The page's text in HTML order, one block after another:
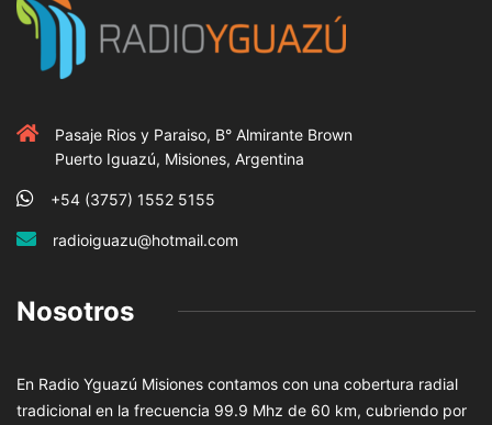
Pasaje Rios y Paraiso, B° Almirante Brown
Puerto Iguazú, Misiones, Argentina
+54 (3757) 1552 5155
radioiguazu@hotmail.com
Nosotros
En Radio Yguazú Misiones contamos con una cobertura radial
tradicional en la frecuencia 99.9 Mhz de 60 km, cubriendo por